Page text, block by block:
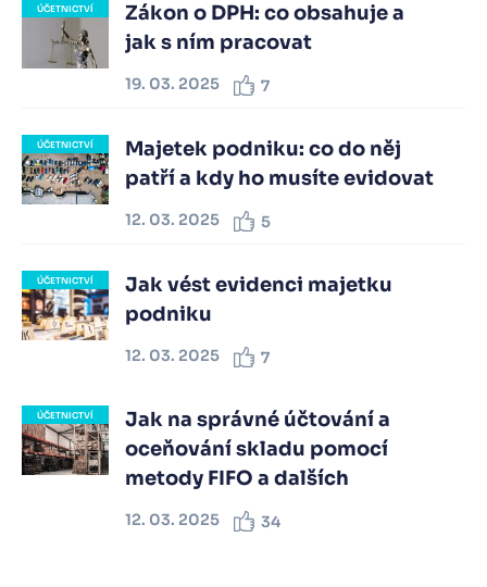
ÚČETNICTVÍ
Zákon o DPH: co obsahuje a
jak s ním pracovat
19. 03. 2025 7
ÚČETNICTVÍ
Majetek podniku: co do něj
patří a kdy ho musíte evidovat
12. 03. 2025 5
ÚČETNICTVÍ
Jak vést evidenci majetku
podniku
12. 03. 2025 7
ÚČETNICTVÍ
Jak na správné účtování a
oceňování skladu pomocí
metody FIFO a dalších
12. 03. 2025 34